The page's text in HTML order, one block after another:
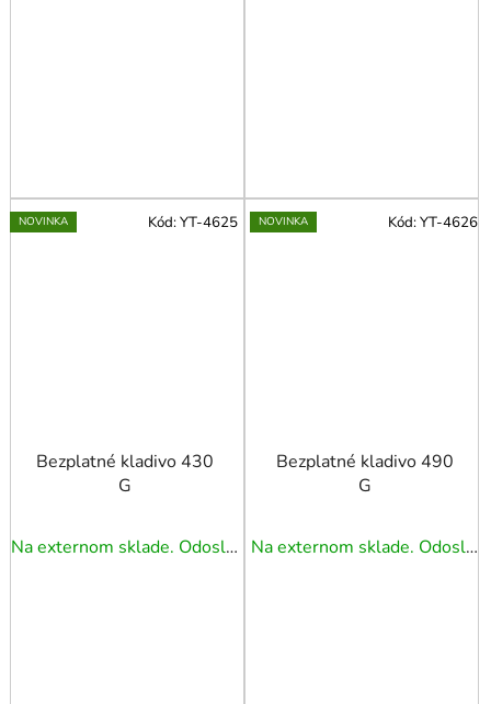
NOVINKA
Bezplatné kladivo 430
G
Na externom sklade. Odoslanie 5 - 7 prac. dní.
Kód:YT-4625 NOVINKA
Bezplatné kladivo 490
G
Na externom sklade. Odoslanie 5 - 7 prac. dní.
Kód:YT-4626